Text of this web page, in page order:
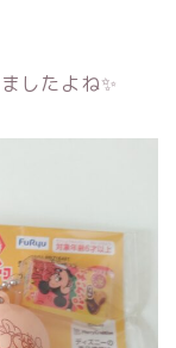
したよね✨